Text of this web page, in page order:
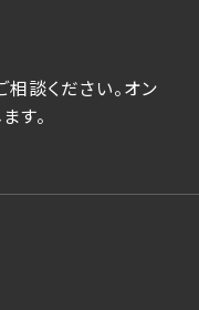
談ください。オン
す。